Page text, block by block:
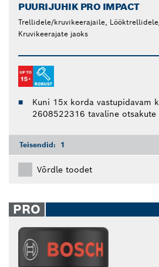
PUURIJUHIK PRO IMPACT
Trellidele/kruvikeerajaile,
Kruvikeerajate jaoks
Kuni 15x korda vastupidavam
2608522316 tavaline
Teisendid: 1
Võrdle toodet
PRO